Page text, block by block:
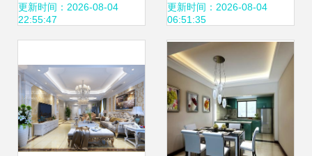
宅精工之美
更新时间：2026-08-04
22:55:47
更新时间：2026-08-04
06:51:35